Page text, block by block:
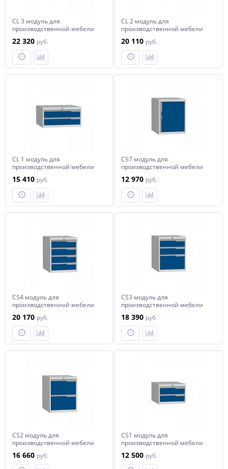
СL 3 модуль для
производственной мебели
22 320 руб.
СL 2 модуль для
производственной мебели
20 110 руб.
СL 1 модуль для
производственной мебели
15 410 руб.
СS7 модуль для
производственной мебели
12 970 руб.
СS4 модуль для
производственной мебели
20 170 руб.
СS3 модуль для
производственной мебели
18 390 руб.
СS2 модуль для
производственной мебели
16 660 руб.
СS1 модуль для
производственной мебели
12 500 руб.